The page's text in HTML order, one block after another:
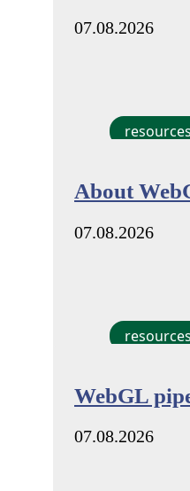
07.08.2026
resources
About
07.08.2026
resources
WebGL
07.08.2026